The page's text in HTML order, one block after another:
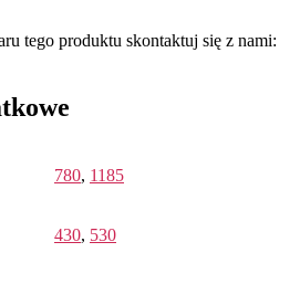
tego produktu skontaktuj się z nami:
780, 1185
430, 530